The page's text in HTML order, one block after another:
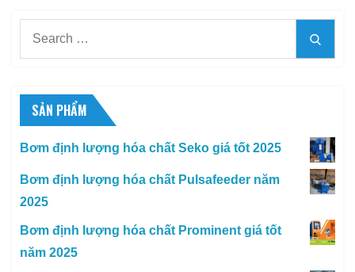
SẢN PHẨM
Bơm định lượng hóa chất Seko giá tốt 2025
Bơm định lượng hóa chất Pulsafeeder năm
2025
Bơm định lượng hóa chất Prominent giá tốt
năm 2025